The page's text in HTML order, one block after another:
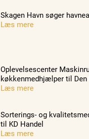
Skagen Havn søger
Læs mere
Oplevelsescenter
køkkenmedhjælper til Den
Læs mere
Sorterings- og
til KD Handel
Læs mere